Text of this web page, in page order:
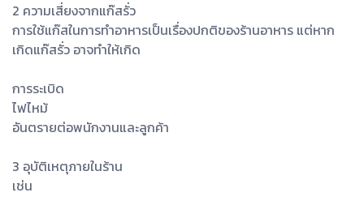
2 ความเสี่ยงจากแก๊สรั่ว
การใช้แก๊สในการทำอาหารเป็นเรื่องปกติของร้านอาหาร แต่หาก
เกิดแก๊สรั่ว อาจทำให้เกิด
การระเบิด
ไฟไหม้
อันตรายต่อพนักงานและลูกค้า
3 อุบัติเหตุภายในร้าน
เช่น